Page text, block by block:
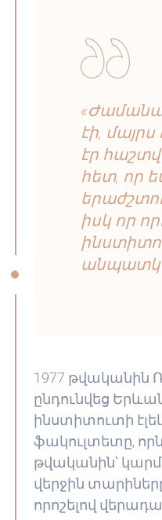
էի,
էր
հետ, որ
իսկ որ
1977 թվականին
ընդունվեց
ինստիտուտի
ֆակուլտետը,
թվականին՝
վերջին
որոշելով